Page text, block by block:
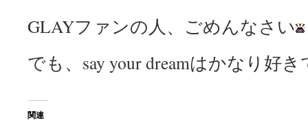
GLAYファンの人、ごめんなさい
でも、say your dreamはかなり好
関連